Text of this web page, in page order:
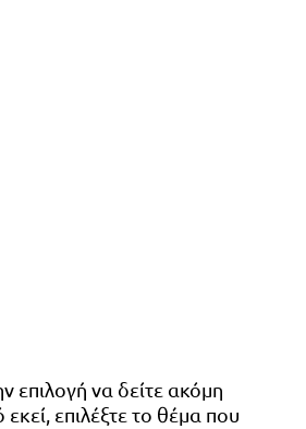
επιλογή να δείτε ακόμη
επιλέξτε το θέμα που